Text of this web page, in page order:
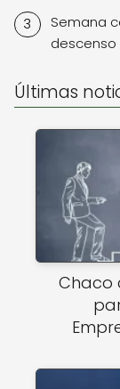
Semana
Últimas
Chaco